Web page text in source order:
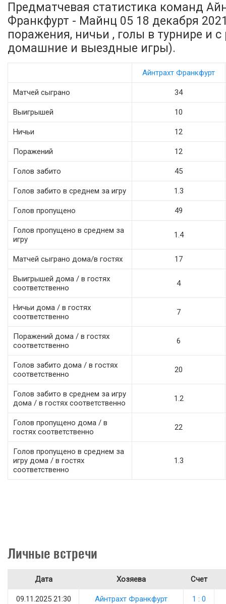
Предматчевая статистика команд
Франкфурт - Майнц 05 18 декабря
поражения, ничьи , голы в турнире и
домашние и выездные игры).
Айнтрахт Франкфурт
Матчей сыграно 34
Выигрышей 10
Ничьи 12
Поражений 12
Голов забито 45
Голов забито в среднем за игру 1.3
Голов пропущено 49
Голов пропущено в среднем за
игру
1.4
Матчей сыграно дома/в гостях 17
Выигрышей дома / в гостях
соответственно
4
Ничьи дома / в гостях
соответственно
7
Поражений дома / в гостях
соответственно
6
Голов забито дома / в гостях
соответственно
20
Голов забито в среднем за игру
дома / в гостях соответственно
1.2
Голов пропущено дома / в
гостях соответственно
22
Голов пропущено в среднем за
игру дома / в гостях
соответственно
1.3
Личные встречи
Дата Хозяева Счет
09.11.2025 21:30 Айнтрахт Франкфурт 1 : 0